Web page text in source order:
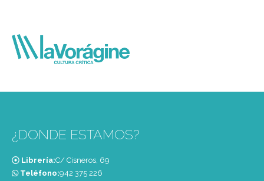
¿DONDE ESTAMOS?
Librería:C/ Cisneros, 69
Teléfono:‭942 375 226‬